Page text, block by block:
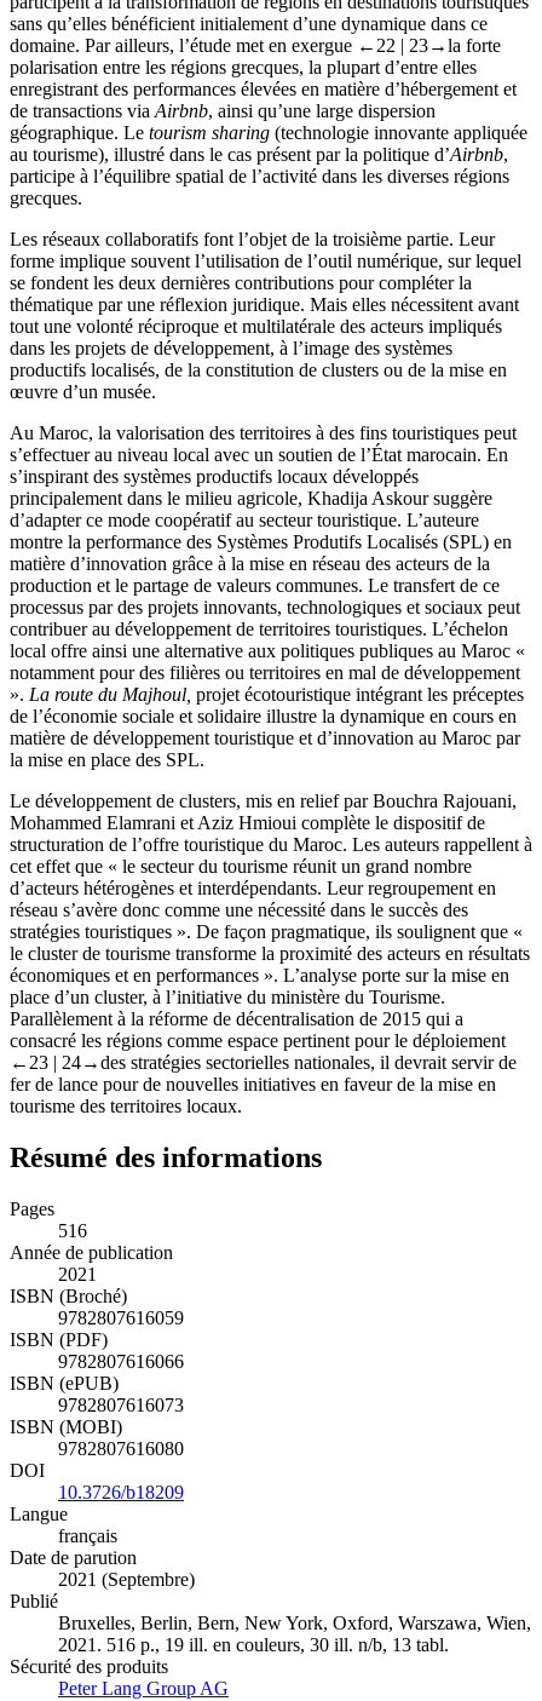
sans qu’elles bénéficient initialement d’une dynamique dans ce
domaine. Par ailleurs, l’étude met en exergue ←22 | 23→la forte
polarisation entre les régions grecques, la plupart d’entre elles
enregistrant des performances élevées en matière d’hébergement et
de transactions viaAirbnb, ainsi qu’une large dispersion
géographique. Le tourism sharing (technologie innovante appliquée
au tourisme), illustré dans le cas présent par la politique d’Airbnb,
participe à l’équilibre spatial de l’activité dans les diverses régions
grecques.
Les réseaux collaboratifs font l’objet de la troisième partie. Leur
forme implique souvent l’utilisation de l’outil numérique, sur lequel
se fondent les deux dernières contributions pour compléter la
thématique par une réflexion juridique. Mais elles nécessitent avant
tout une volonté réciproque et multilatérale des acteurs impliqués
dans les projets de développement, à l’image des systèmes
productifs localisés, de la constitution de clusters ou de la mise en
œuvre d’un musée.
Au Maroc, la valorisation des territoires à des fins touristiques peut
s’effectuer au niveau local avec un soutien de l’État marocain. En
s’inspirant des systèmes productifs locaux développés
principalement dans le milieu agricole, Khadija Askour suggère
d’adapter ce mode coopératif au secteur touristique. L’auteure
montre la performance des Systèmes Produtifs Localisés (SPL) en
matière d’innovation grâce à la mise en réseau des acteurs de la
production et le partage de valeurs communes. Le transfert de ce
processus par des projets innovants, technologiques et sociaux peut
contribuer au développement de territoires touristiques. L’échelon
local offre ainsi une alternative aux politiques publiques au Maroc «
notamment pour des filières ou territoires en mal de développement
». La route du Majhoul, projet écotouristique intégrant les préceptes
de l’économie sociale et solidaire illustre la dynamique en cours en
matière de développement touristique et d’innovation au Maroc par
la mise en place des SPL.
Le développement de clusters, mis en relief par Bouchra Rajouani,
Mohammed Elamrani et Aziz Hmioui complète le dispositif de
structuration de l’offre touristique du Maroc. Les auteurs rappellent à
cet effet que « le secteur du tourisme réunit un grand nombre
d’acteurs hétérogènes et interdépendants. Leur regroupement en
réseau s’avère donc comme une nécessité dans le succès des
stratégies touristiques ». De façon pragmatique, ils soulignent que «
le cluster de tourisme transforme la proximité des acteurs en résultats
économiques et en performances ». L’analyse porte sur la mise en
place d’un cluster, à l’initiative du ministère du Tourisme.
Parallèlement à la réforme de décentralisation de 2015 qui a
consacré les régions comme espace pertinent pour le déploiement
←23 | 24→des stratégies sectorielles nationales, il devrait servir de
fer de lance pour de nouvelles initiatives en faveur de la mise en
tourisme des territoires locaux.
Résumé des informations
Pages
516
Année de publication
2021
ISBN (Broché)
9782807616059
ISBN (PDF)
9782807616066
ISBN (ePUB)
9782807616073
ISBN (MOBI)
9782807616080
DOI
10.3726/b18209
Langue
français
Date de parution
2021 (Septembre)
Publié
Bruxelles, Berlin, Bern, New York, Oxford, Warszawa, Wien,
2021. 516 p., 19 ill. en couleurs, 30 ill. n/b, 13 tabl.
Sécurité des produits
Peter Lang Group AG